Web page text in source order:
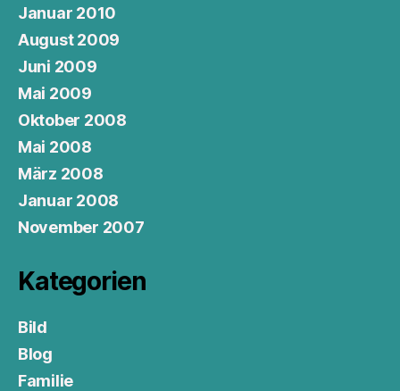
Januar 2010
August 2009
Juni 2009
Mai 2009
Oktober 2008
Mai 2008
März 2008
Januar 2008
November 2007
Kategorien
Bild
Blog
Familie